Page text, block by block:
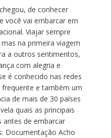
de conhecer
você vai embarcar em
Viajar sempre
na primeira viagem
a outros sentimentos,
com alegria e
é conhecido nas redes
e também um
de mais de 30 países
quais as principais
antes de embarcar
Documentação Acho